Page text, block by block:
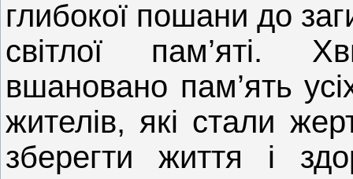
глибокої пошани до
світлої пам’яті.
вшановано пам’ять
жителів, які стали
зберегти життя і